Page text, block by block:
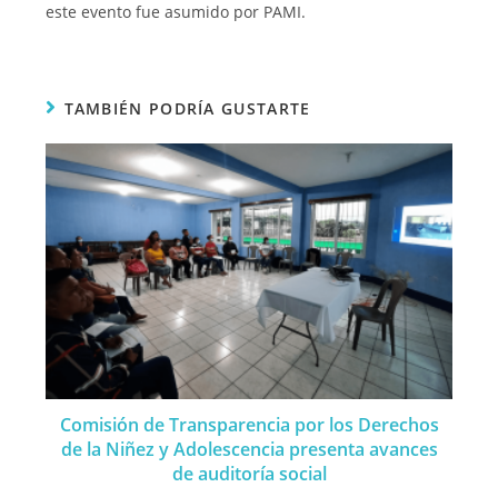
este evento fue asumido por PAMI.
TAMBIÉN PODRÍA GUSTARTE
Comisión de Transparencia por los Derechos
de la Niñez y Adolescencia presenta avances
de auditoría social